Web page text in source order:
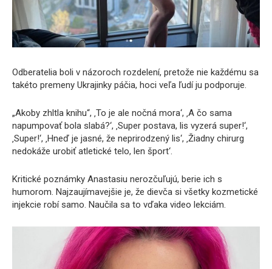
Odberatelia boli v názoroch rozdelení, pretože nie každému sa
takéto premeny Ukrajinky páčia, hoci veľa ľudí ju podporuje.
„Akoby zhltla knihu“, ‚To je ale nočná mora‘, ‚A čo sama
napumpovať bola slabá?‘, ‚Super postava, lis vyzerá super!‘,
‚Super!‘, ‚Hneď je jasné, že neprirodzený lis‘, ‚Žiadny chirurg
nedokáže urobiť atletické telo, len šport‘.
Kritické poznámky Anastasiu nerozčuľujú, berie ich s
humorom. Najzaujímavejšie je, že dievča si všetky kozmetické
injekcie robí samo. Naučila sa to vďaka video lekciám.